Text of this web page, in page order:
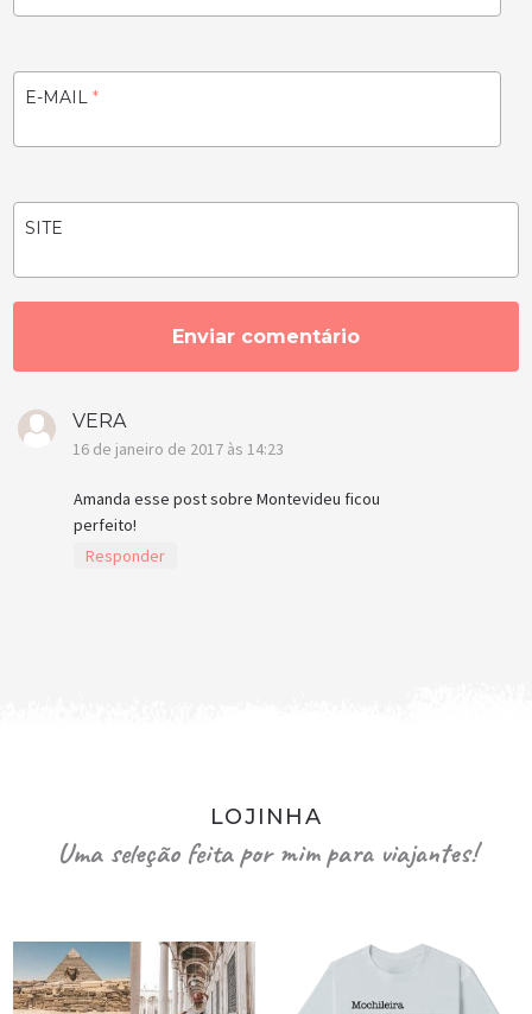
E-MAIL*
SITE
VERA
16 de janeiro de 2017 às 14:23
Amanda esse post sobre Montevideu ficou
perfeito!
Responder
LOJINHA
Uma seleção feita por mim para viajantes!